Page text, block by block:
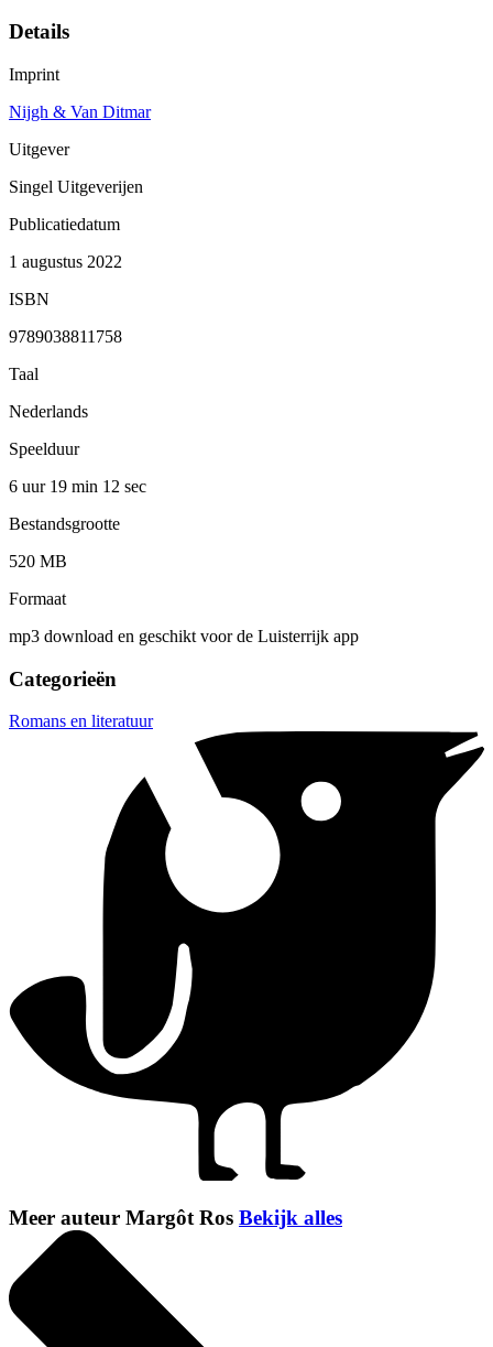
Details
Imprint
Nijgh & Van Ditmar
Uitgever
Singel Uitgeverijen
Publicatiedatum
1 augustus 2022
ISBN
9789038811758
Taal
Nederlands
Speelduur
6 uur 19 min 12 sec
Bestandsgrootte
520 MB
Formaat
mp3 download en geschikt voor de Luisterrijk app
Categorieën
Romans en literatuur
Meer auteur Margôt Ros Bekijk alles